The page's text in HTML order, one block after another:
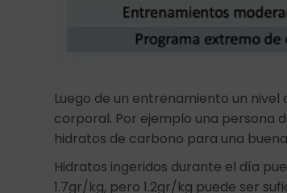
Luego de un entrenamiento un
corporal. Por ejemplo una persona
hidratos de carbono para una
Hidratos ingeridos durante el día
1.7gr/kg, pero 1.2gr/kg puede ser